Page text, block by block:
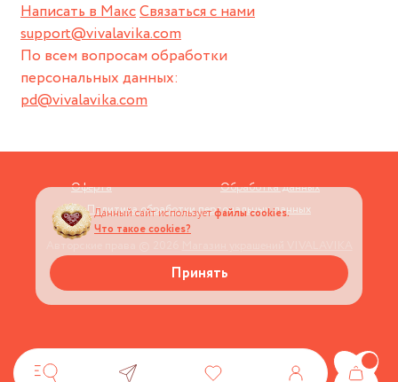
Написать в МаксСвязаться с нами
support@vivalavika.com
По всем вопросам обработки
персональных данных:
pd@vivalavika.com
Оферта
Обработка данных
Политика обработки персональных данных
Данный сайт используетфайлы cookies.
Что такое cookies?
Принять